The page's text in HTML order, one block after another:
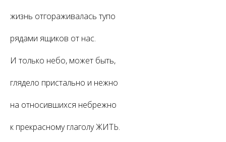
жизнь отгораживалась тупо
рядами ящиков от нас.
И только небо, может быть,
глядело пристально и нежно
на относившихся небрежно
к прекрасному глаголу ЖИТЬ.